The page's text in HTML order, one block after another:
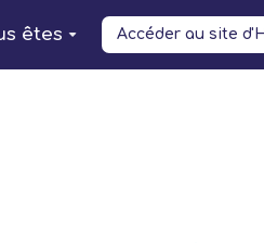
êtes Accéder au site